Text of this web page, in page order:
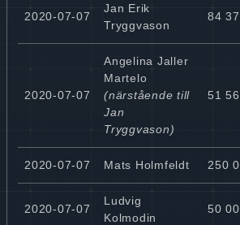
2020-07-07
Jan Erik
Tryggvason
84
2020-07-07
Angelina Jaller
Martelo
(närstående till
Jan
Tryggvason)
51
2020-07-07 Mats Holmfeldt 250
2020-07-07
Ludvig
Kolmodin
50